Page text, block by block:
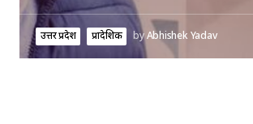
उत्तर प्रदेश प्रादेशिक byAbhishek Yadav